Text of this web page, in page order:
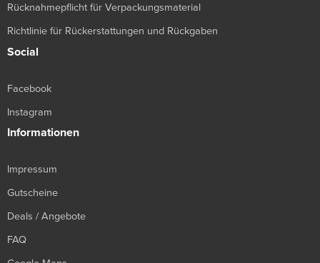
Rücknahmepflicht für Verpackungsmaterial
Richtlinie für Rückerstattungen und Rückgaben
Social
Facebook
Instagram
Informationen
Impressum
Gutscheine
Deals / Angebote
FAQ